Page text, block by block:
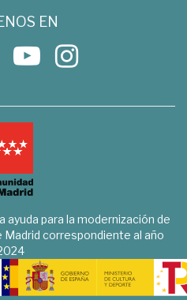
EN
ayuda para la modernización de
Madrid correspondiente al año